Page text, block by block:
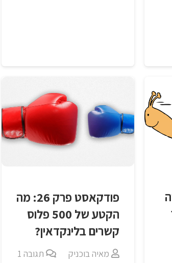
פודקאסט פרק 26: מה
הקטע של 500 פלוס
קשרים בלינקדאין?
מאיה בוכניק תגובה1